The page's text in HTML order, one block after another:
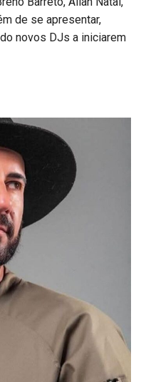
de se apresentar,
novos DJs a iniciarem